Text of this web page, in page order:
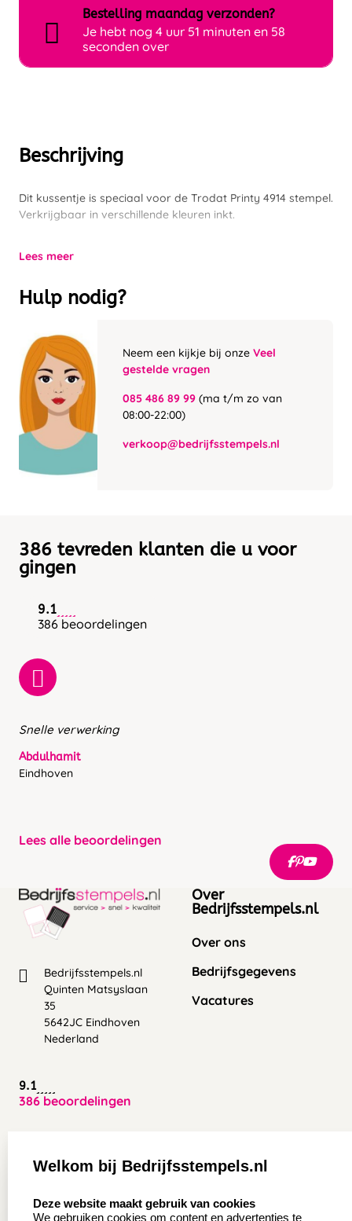
Beschrijving
Dit kussentje is speciaal voor de Trodat Printy 4914 stempel.
Verkrijgbaar in verschillende kleuren inkt.
Lees meer
Hulp nodig?
Neem een kijkje bij onze Veel
gestelde vragen
085 486 89 99 (ma t/m zo van
08:00-22:00)
verkoop@bedrijfsstempels.nl
Bestelling maandag verzonden?
Je hebt nog 4 uur 51 minuten en 58
seconden over
386 tevreden klanten die u voor
gingen
9.1
386 beoordelingen
Snelle verwerking
Abdulhamit
Eindhoven
Lees alle beoordelingen
Bedrijfsstempels.nl
Quinten Matsyslaan
35
5642JC Eindhoven
Nederland
9.1
386 beoordelingen
Over
Bedrijfsstempels.nl
Over ons
Bedrijfsgegevens
Vacatures
Aanvraag op maat
Wederverkoper
Contact opnemen
Veel gestelde vragen
Welkom bij Bedrijfsstempels.nl
Deze website maakt gebruik van cookies
We gebruiken cookies om content en advertenties te